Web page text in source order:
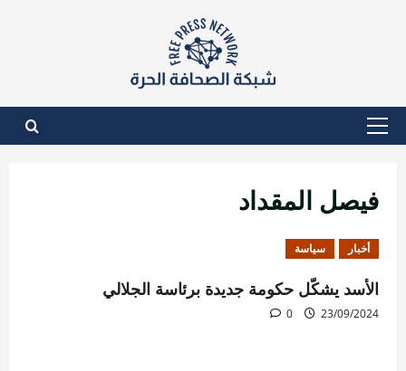
القائمة
فيصل المقداد
أخبار سياسة
الأسد يشكّل حكومة جديدة برئاسة الجلالي
23/09/2024
0